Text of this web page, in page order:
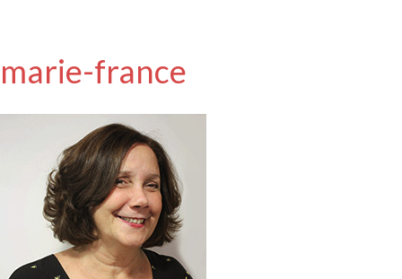
marie-france